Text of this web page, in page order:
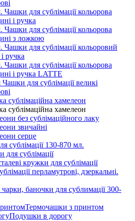
Чашки для сублімації кольорова
і ручка
Чашки для сублімації кольорова
з ложкою
Чашки для сублімації кольоровий
ручка
Чашки для сублімації кольорова
і ручка LATTE
для сублімації великі
сублімаційна хамелеон
сублімаційна хамелеон
без сублімаційного лаку
звичайні
серце
сублімації 130-870 мл.
для сублімації
кружки для сублімації
перламутрові, дзеркальні.
баночки для сублимації 300-
Термочашки з принтом
Подушки в дорогу